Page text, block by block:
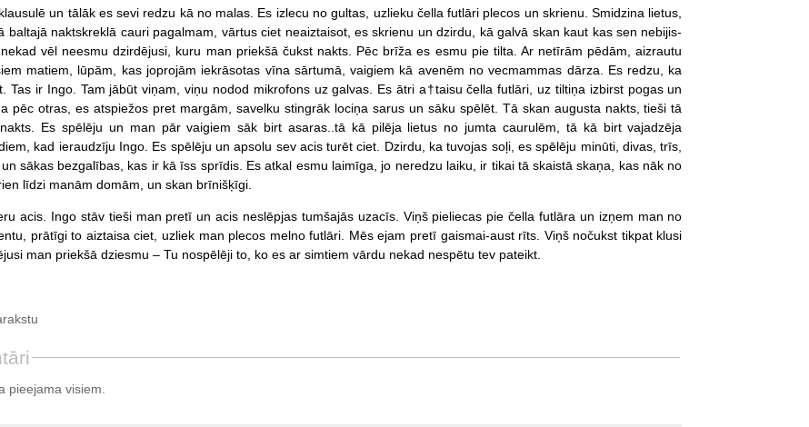
un tālāk es sevi redzu kā no malas. Es izlecu no gultas, uzlieku čella futlāri plecos un skrienu. Smidzina lietus,
baltajā naktskreklā cauri pagalmam, vārtus ciet neaiztaisot, es skrienu un dzirdu, kā galvā skan kaut kas sen nebijis-
vēl neesmu dzirdējusi, kuru man priekšā čukst nakts. Pēc brīža es esmu pie tilta. Ar netīrām pēdām, aizrautu
matiem, lūpām, kas joprojām iekrāsotas vīna sārtumā, vaigiem kā avenēm no vecmammas dārza. Es redzu, ka
Tas ir Ingo. Tam jābūt viņam, viņu nodod mikrofons uz galvas. Es ātri a†taisu čella futlāri, uz tiltiņa izbirst pogas un
pēc otras, es atspiežos pret margām, savelku stingrāk lociņa sarus un sāku spēlēt. Tā skan augusta nakts, tieši tā
Es spēlēju un man pār vaigiem sāk birt asaras..tā kā pilēja lietus no jumta caurulēm, tā kā birt vajadzēja
kad ieraudzīju Ingo. Es spēlēju un apsolu sev acis turēt ciet. Dzirdu, ka tuvojas soļi, es spēlēju minūti, divas, trīs,
sākas bezgalības, kas ir kā īss sprīdis. Es atkal esmu laimīga, jo neredzu laiku, ir tikai tā skaistā skaņa, kas nāk no
līdzi manām domām, un skan brīnišķīgi.
acis. Ingo stāv tieši man pretī un acis neslēpjas tumšajās uzacīs. Viņš pieliecas pie čella futlāra un izņem man no
prātīgi to aiztaisa ciet, uzliek man plecos melno futlāri. Mēs ejam pretī gaismai-aust rīts. Viņš nočukst tikpat klusi
man priekšā dziesmu – Tu nospēlēji to, ko es ar simtiem vārdu nekad nespētu tev pateikt.
pieejama visiem.